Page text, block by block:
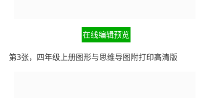
在线编辑预览
第3张，四年级上册图形与思维导图附打印高清版